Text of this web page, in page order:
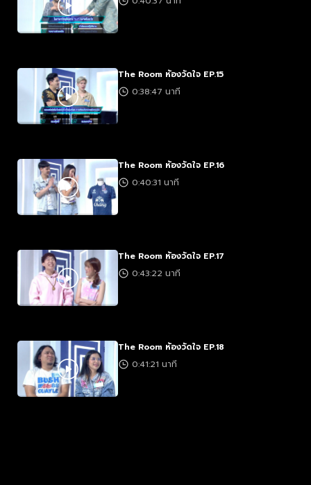
The Room ห้องวัดใจ EP.15
0:38:47 นาที
The Room ห้องวัดใจ EP.16
0:40:31 นาที
The Room ห้องวัดใจ EP.17
0:43:22 นาที
The Room ห้องวัดใจ EP.18
0:41:21 นาที